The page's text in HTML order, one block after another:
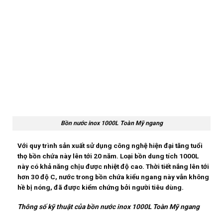
Bồn nước inox 1000L Toàn Mỹ ngang
Với quy trình sản xuất sử dụng công nghệ hiện đại tăng tuổi
thọ bồn chứa này lên tới 20 năm. Loại bồn dung tích 1000L
này có khả năng chịu được nhiệt độ cao. Thời tiết nắng lên tới
hơn 30 độ C, nước trong bồn chứa kiểu ngang này vẫn không
hề bị nóng, đã được kiểm chứng bởi người tiêu dùng.
Thông số kỹ thuật của bồn nước inox 1000L Toàn Mỹ ngang